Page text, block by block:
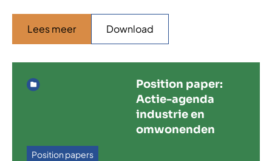
Lees meer Download
Position paper:
Actie-agenda
industrie en
omwonenden
Position papers